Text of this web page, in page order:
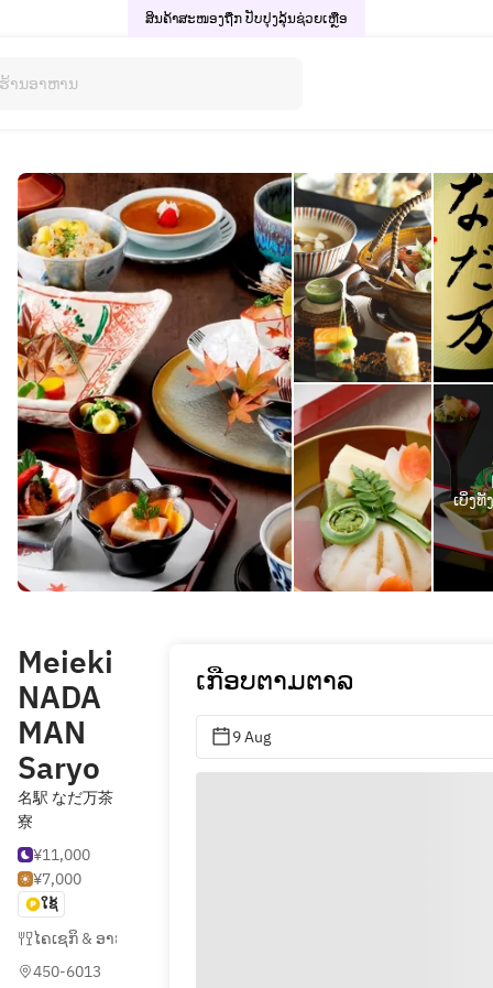
ສິນຄ້າສະໜອງຖືກ ປັບປຸງລຸ້ນຊ່ວຍເຫຼືອ
ເບິ່ງ
Meieki
NADA
MAN
Saryo
名駅 なだ万茶
寮
¥11,000
¥7,000
ໃຊ້
ໄຄເຊກິ & ອາຫານກຽວໂຕ (ຍີ່ປຸ່ນ)
450-6013
ເກືອບຕາມຕາລ
9 Aug